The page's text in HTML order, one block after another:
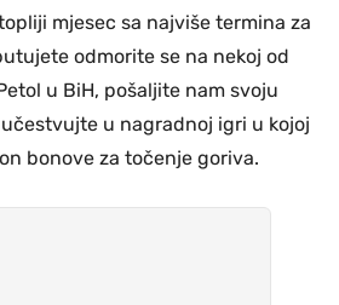
mjesec sa najviše termina za
odmorite se na nekoj od
u BiH, pošaljite nam svoju
u nagradnoj igri u kojoj
bonove za točenje goriva.